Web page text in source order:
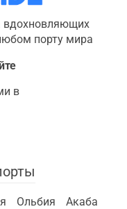
вдохновляющих
порту мира
в
Ольбия
Акаба